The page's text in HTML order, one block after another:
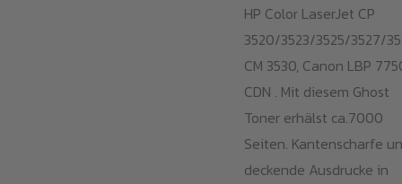
HP Color LaserJet CP
3520/3523/3525/3527/
CM 3530, Canon LBP
CDN . Mit diesem Ghost
Toner erhälst ca.7000
Seiten. Kantenscharfe
deckende Ausdrucke in